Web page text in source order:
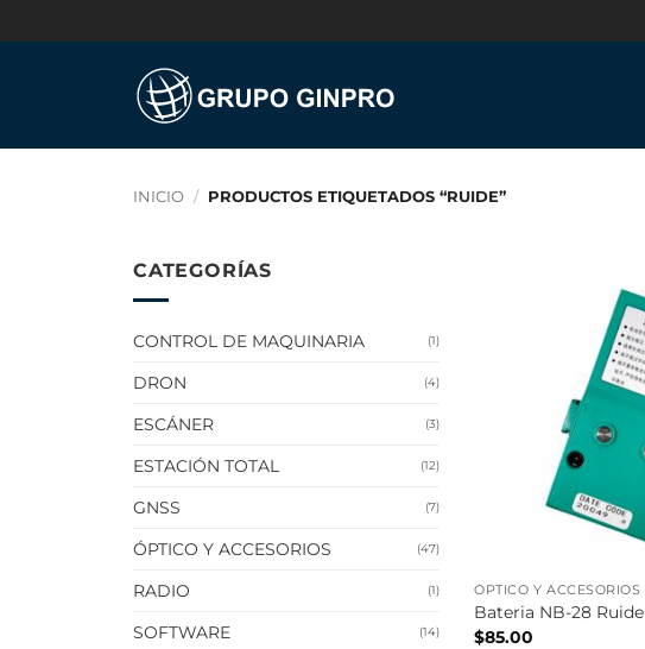
al
INICIO / PRODUCTOS ETIQUETADOS “RUIDE”
CATEGORÍAS
CONTROL DE MAQUINARIA (1)
DRON (4)
ESCÁNER (3)
ESTACIÓN TOTAL (12)
GNSS (7)
ÓPTICO Y ACCESORIOS (47)
RADIO (1)
SOFTWARE (14)
ÓPTICO Y ACCESORIOS
Bateria NB-28 Ruide
$85.00